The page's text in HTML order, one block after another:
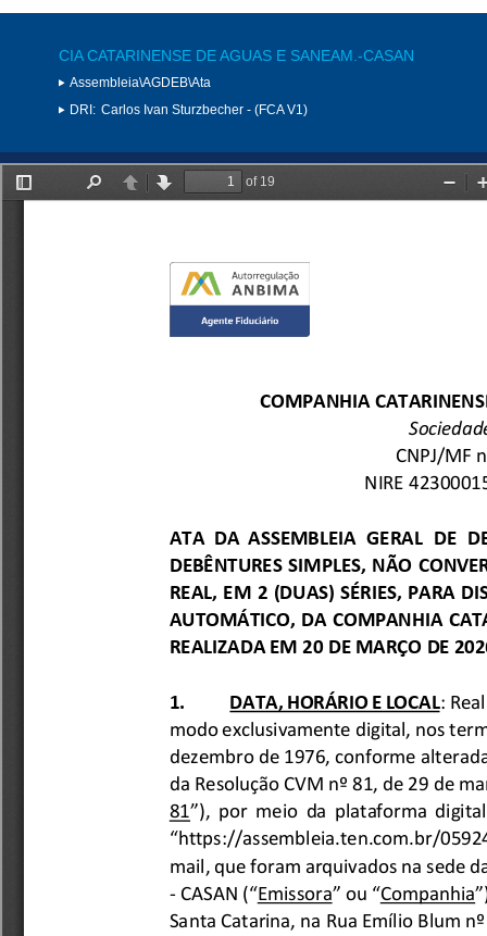
CIA CATARINENSE DE AGUAS E SANEAM.-CASAN
Assembleia\AGDEB\Ata
DRI: Carlos Ivan Sturzbecher - (FCA V1)